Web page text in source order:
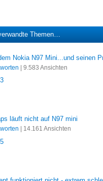
Themen…
Nokia N97 Mini...und seinen
| 9.583 Ansichten
läuft nicht auf N97 mini
| 14.161 Ansichten